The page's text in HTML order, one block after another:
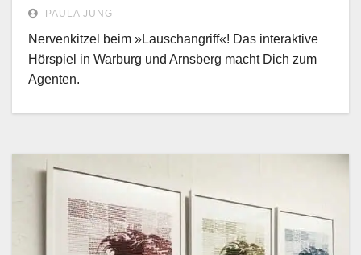
PAULA JUNG
Nervenkitzel beim »Lauschangriff«! Das interaktive
Hörspiel in Warburg und Arnsberg macht Dich zum
Agenten.